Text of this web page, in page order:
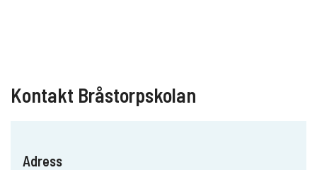
Kontakt Bråstorpskolan
Adress